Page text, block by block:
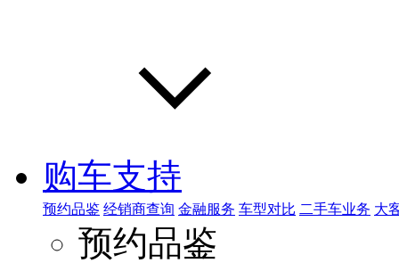
购车支持
预约品鉴 经销商查询 金融服务 车型对比 二手车业务 大
预约品鉴